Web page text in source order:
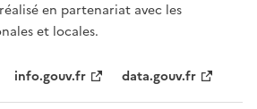
en partenariat avec les
et locales.
info.gouv.fr data.gouv.fr